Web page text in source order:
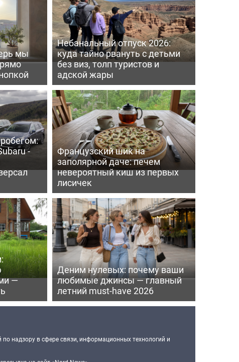
мы
Небанальный отпуск 2026:
куда тайно рвануть с детьми
без виз, толп туристов и
адской жары
-
Французский шик на
заполярной даче: печем
невероятный киш из первых
лисичек
—
Деним нулевых: почему ваши
любимые джинсы — главный
летний must-have 2026
надзору в сфере связи, информационных технологий и